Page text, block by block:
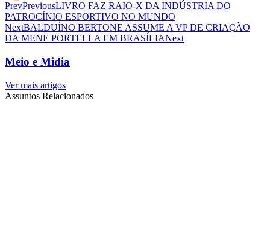
PrevPreviousLIVRO FAZ RAIO-X DA INDÚSTRIA DO
PATROCÍNIO ESPORTIVO NO MUNDO
NextBALDUÍNO BERTONE ASSUME A VP DE CRIAÇÃO
DA MENE PORTELLA EM BRASÍLIANext
Meio e Midia
Ver mais artigos
Assuntos Relacionados